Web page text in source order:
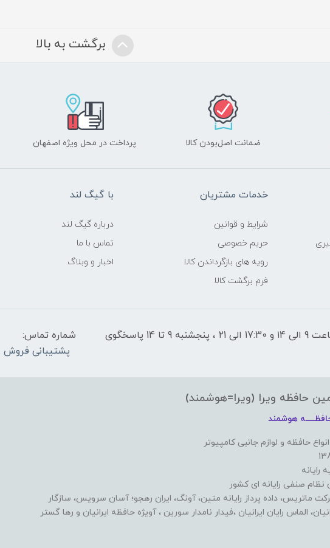
برگشت به بالا
ضمانت اصل‌بودن کالا پرداخت در محل ویژه اصفهان
خدمات مشتریان
شرایط و قوانین
حریم خصوصی
رویه های بازگرداندن کالا
فرم برگشت کالا
با گیگ لند
درباره گیگ لند
تماس با ما
اخبار و وبلاگ
شنبه تا چهارشنبه از ساعت 9 الی ۱4 و 17:30 الی ۲1 ، پنجشنبه 9 تا 14 پاسخگوی
شماره تماس:
پشتیبانی فروش :
حافظه ویرا (ویرا=هوشمند)
هوشمند
حافظه و لوازم جانبی کامپیوتر
رایانه
صنفی رایانه ای کشور
ماتریس، داده پرداز رایانه متین، آونگ، ایران رهجو؛ آسان سرویس، سازگار
الماس رایان ایرانیان ،فیدار نامدار سورین ، آویژه حافظه ایرانیان و رها گستر